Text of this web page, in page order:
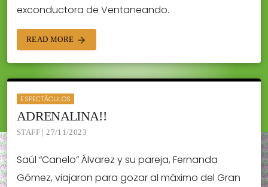
exconductora de Ventaneando.
READ MORE arrow_forward
ESPECTÁCULOS
ADRENALINA!!
STAFF | 27/11/2023
Saúl “Canelo” Álvarez y su pareja, Fernanda
Gómez, viajaron para gozar al máximo del Gran